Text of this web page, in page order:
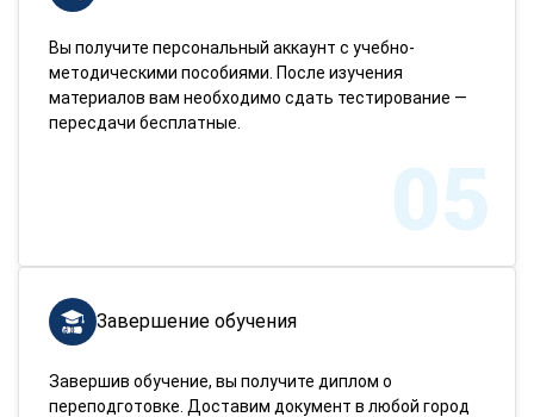
Вы получите персональный аккаунт с учебно-
методическими пособиями. После изучения
материалов вам необходимо сдать тестирование —
пересдачи бесплатные.
05
Завершение обучения
Завершив обучение, вы получите диплом о
переподготовке. Доставим документ в любой город